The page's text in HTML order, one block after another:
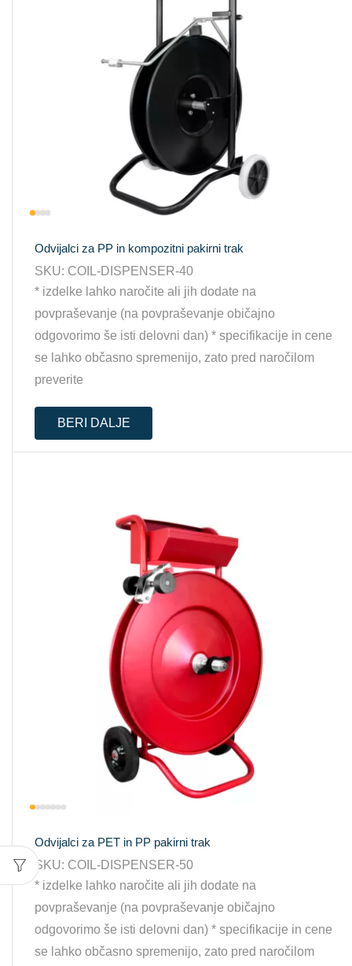
Odvijalci za PP in kompozitni pakirni trak
SKU: COIL-DISPENSER-40
* izdelke lahko naročite ali jih dodate na
povpraševanje (na povpraševanje običajno
odgovorimo še isti delovni dan) * specifikacije in cene
se lahko občasno spremenijo, zato pred naročilom
preverite
BERI DALJE
Odvijalci za PET in PP pakirni trak
SKU: COIL-DISPENSER-50
* izdelke lahko naročite ali jih dodate na
povpraševanje (na povpraševanje običajno
odgovorimo še isti delovni dan) * specifikacije in cene
se lahko občasno spremenijo, zato pred naročilom